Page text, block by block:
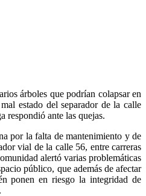
árboles que podrían colapsar en
estado del separador de la calle
respondió ante las quejas.
por la falta de mantenimiento y de
vial de la calle 56, entre carreras
alertó varias problemáticas
público, que además de afectar
ponen en riesgo la integridad de